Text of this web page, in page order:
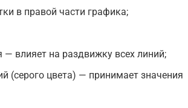
в правой части графика;
влияет на раздвижку всех линий;
(серого цвета) — принимает значения